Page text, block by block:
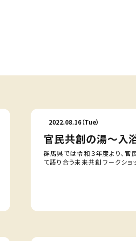
2022.08.16（Tue）
官民共創の湯～入
群馬県では令和３年度より、
て語り合う未来共創ワークショ